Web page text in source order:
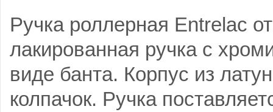
Ручка роллерная Entrelac
лакированная ручка с
виде банта. Корпус из
колпачок. Ручка